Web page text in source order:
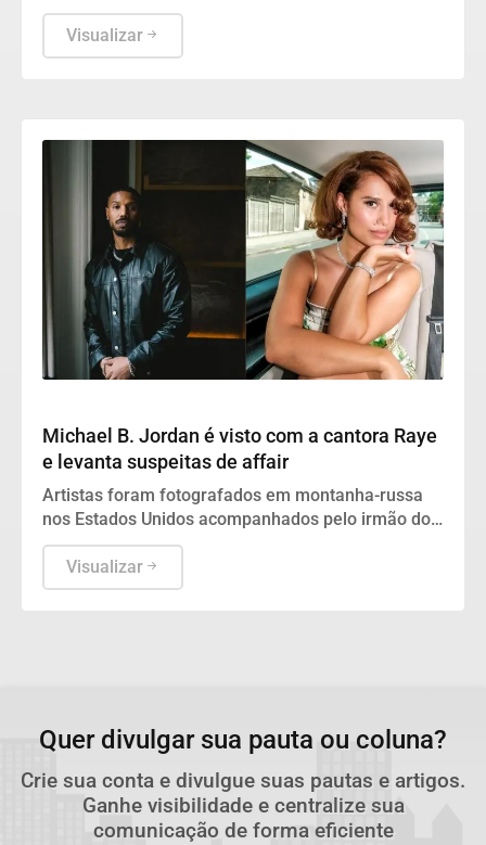
trazidas pela paternidade e se declarou à família.
Visualizar
Michael B. Jordan é visto com a cantora Raye
e levanta suspeitas de affair
Artistas foram fotografados em montanha-russa
nos Estados Unidos acompanhados pelo irmão do
ator, alimentando especulações sobre um novo
romance.
Visualizar
Quer divulgar sua pauta ou coluna?
Crie sua conta e divulgue suas pautas e artigos.
Ganhe visibilidade e centralize sua
comunicação de forma eficiente